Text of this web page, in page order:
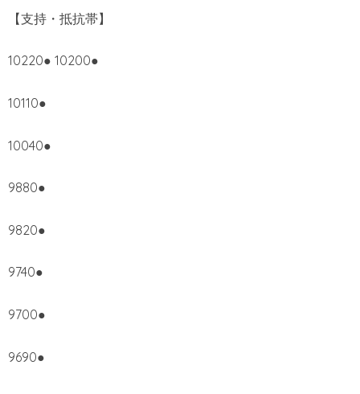
【支持・抵抗帯】
10220● 10200●
10110●
10040●
9880●
9820●
9740●
9700●
9690●